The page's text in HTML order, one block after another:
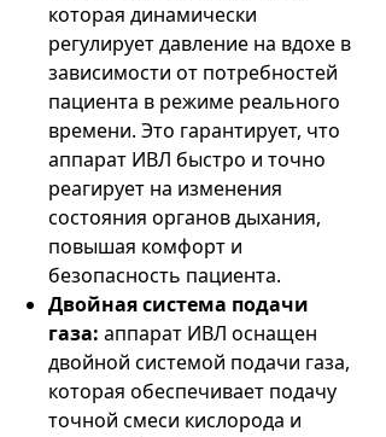
которая динамически
регулирует давление на вдохе в
зависимости от потребностей
пациента в режиме реального
времени. Это гарантирует, что
аппарат ИВЛ быстро и точно
реагирует на изменения
состояния органов дыхания,
повышая комфорт и
безопасность пациента.
Двойная система подачи
газа: аппарат ИВЛ оснащен
двойной системой подачи газа,
которая обеспечивает подачу
точной смеси кислорода и